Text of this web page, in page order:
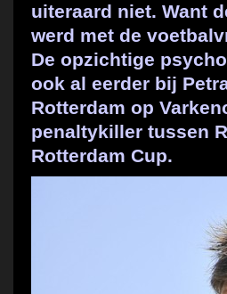
uiteraard niet. Want
werd met de
De opzichtige
ook al eerder bij
Rotterdam op
penaltykiller tussen
Rotterdam Cup.